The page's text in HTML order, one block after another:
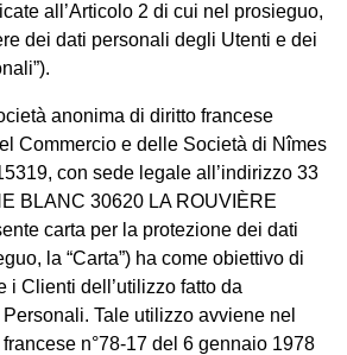
all’Articolo 2 di cui nel prosieguo,
dei dati personali degli Utenti e dei
anonima di diritto francese
Commercio e delle Società di Nîmes
con sede legale all’indirizzo 33
BLANC 30620 LA ROUVIÈRE
carta per la protezione dei dati
la “Carta”) ha come obiettivo di
i Clienti dell’utilizzo fatto da
Tale utilizzo avviene nel
n°78-17 del 6 gennaio 1978